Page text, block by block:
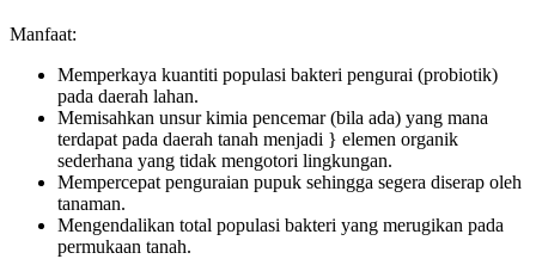
Manfaat:
Memperkaya kuantiti populasi bakteri pengurai (probiotik)
pada daerah lahan.
Memisahkan unsur kimia pencemar (bila ada) yang mana
terdapat pada daerah tanah menjadi } elemen organik
sederhana yang tidak mengotori lingkungan.
Mempercepat penguraian pupuk sehingga segera diserap oleh
tanaman.
Mengendalikan total populasi bakteri yang merugikan pada
permukaan tanah.